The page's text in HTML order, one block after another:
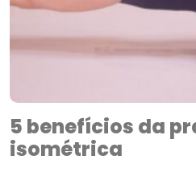
5 benefícios da
isométrica